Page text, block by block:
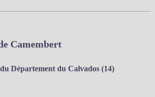
Camembert
Département du Calvados (14)